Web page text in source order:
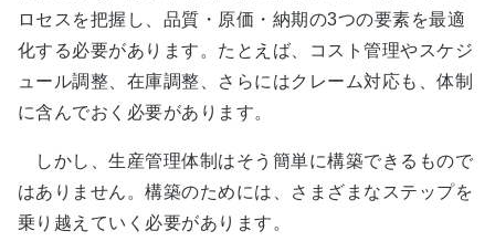
ロセスを把握し、品質・原価・納期の3つの要素を最適
化する必要があります。たとえば、コスト管理やスケジ
ュール調整、在庫調整、さらにはクレーム対応も、体制
に含んでおく必要があります。
しかし、生産管理体制はそう簡単に構築できるもので
はありません。構築のためには、さまざまなステップを
乗り越えていく必要があります。